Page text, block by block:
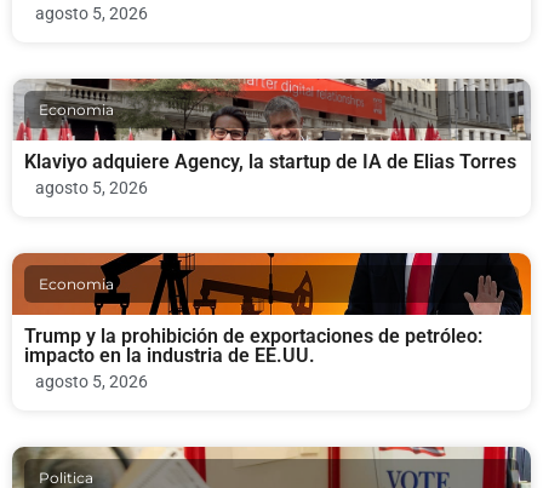
agosto 5, 2026
Economia
Klaviyo adquiere Agency, la startup de IA de Elias Torres
agosto 5, 2026
Economia
Trump y la prohibición de exportaciones de petróleo:
impacto en la industria de EE.UU.
agosto 5, 2026
Politica